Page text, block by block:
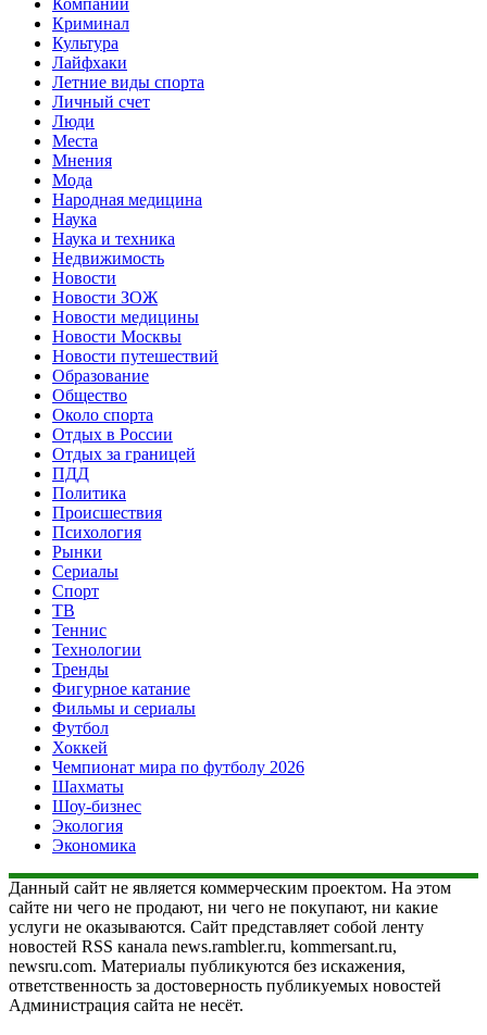
Криминал
Культура
Лайфхаки
Летние виды спорта
Личный счет
Люди
Места
Мнения
Мода
Народная медицина
Наука
Наука и техника
Недвижимость
Новости
Новости ЗОЖ
Новости медицины
Новости Москвы
Новости путешествий
Образование
Общество
Около спорта
Отдых в России
Отдых за границей
ПДД
Политика
Происшествия
Психология
Рынки
Сериалы
Спорт
ТВ
Теннис
Технологии
Тренды
Фигурное катание
Фильмы и сериалы
Футбол
Хоккей
Чемпионат мира по футболу 2026
Шахматы
Шоу-бизнес
Экология
Экономика
Данный сайт не является коммерческим проектом. На этом
сайте ни чего не продают, ни чего не покупают, ни какие
услуги не оказываются. Сайт представляет собой ленту
новостей RSS канала news.rambler.ru, kommersant.ru,
newsru.com. Материалы публикуются без искажения,
ответственность за достоверность публикуемых новостей
Администрация сайта не несёт.